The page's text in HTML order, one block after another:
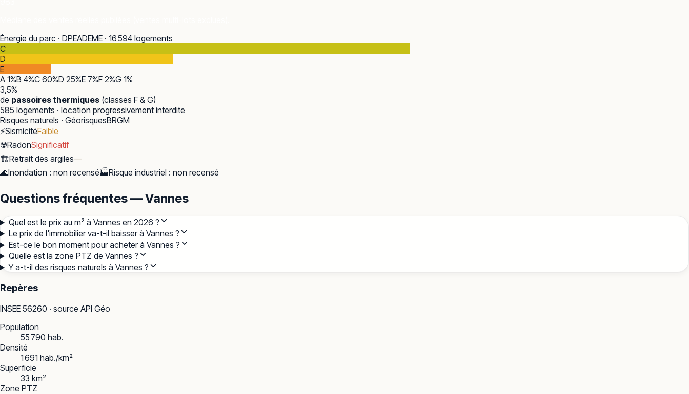
Énergie du parc · DPEADEME · 16 594 logements
C
D
E
A 1%B 4%C 60%D 25%E 7%F 2%G 1%
3,5%
de passoires thermiques (classes F & G)
585 logements · location progressivement interdite
Risques naturels · GéorisquesBRGM
⚡SismicitéFaible
☢️RadonSignificatif
🏗️Retrait des argiles—
🌊Inondation : non recensé🏭Risque industriel : non recensé
Questions fréquentes — Vannes
Quel est le prix au m² à Vannes en 2026 ?
Le prix de l'immobilier va-t-il baisser à Vannes ?
Est-ce le bon moment pour acheter à Vannes ?
Quelle est la zone PTZ de Vannes ?
Y a-t-il des risques naturels à Vannes ?
Repères
INSEE 56260 · source API Géo
Population
55 790 hab.
Densité
1 691 hab./km²
Superficie
33 km²
Zone PTZ